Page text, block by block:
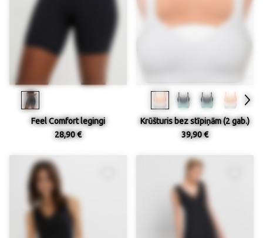
Feel Comfort legingi
28,90 €
Krūšturis bez stīpiņām (2 gab.)
39,90 €